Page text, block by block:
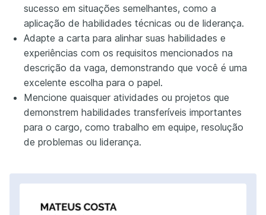
sucesso em situações semelhantes, como a
aplicação de habilidades técnicas ou de liderança.
Adapte a carta para alinhar suas habilidades e
experiências com os requisitos mencionados na
descrição da vaga, demonstrando que você é uma
excelente escolha para o papel.
Mencione quaisquer atividades ou projetos que
demonstrem habilidades transferíveis importantes
para o cargo, como trabalho em equipe, resolução
de problemas ou liderança.